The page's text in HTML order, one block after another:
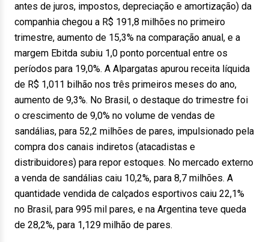
antes de juros, impostos, depreciação e amortização) da
companhia chegou a R$ 191,8 milhões no primeiro
trimestre, aumento de 15,3% na comparação anual, e a
margem Ebitda subiu 1,0 ponto porcentual entre os
períodos para 19,0%. A Alpargatas apurou receita líquida
de R$ 1,011 bilhão nos três primeiros meses do ano,
aumento de 9,3%. No Brasil, o destaque do trimestre foi
o crescimento de 9,0% no volume de vendas de
sandálias, para 52,2 milhões de pares, impulsionado pela
compra dos canais indiretos (atacadistas e
distribuidores) para repor estoques. No mercado externo
a venda de sandálias caiu 10,2%, para 8,7 milhões. A
quantidade vendida de calçados esportivos caiu 22,1%
no Brasil, para 995 mil pares, e na Argentina teve queda
de 28,2%, para 1,129 milhão de pares.